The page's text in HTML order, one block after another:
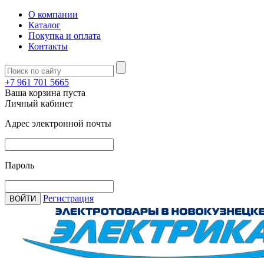
О компании
Каталог
Покупка и оплата
Контакты
+7 961 701 5665
Ваша корзина пуста
Личный кабинет
Адрес электронной почты
Пароль
ВОЙТИ Регистрация